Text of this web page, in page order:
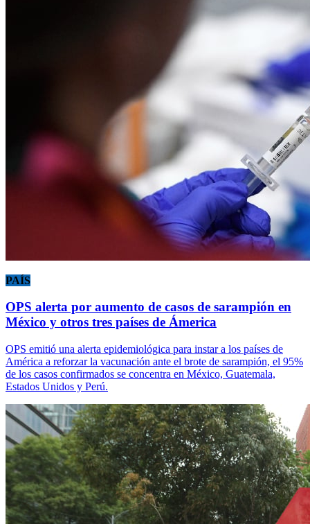
PAÍS
OPS alerta por aumento de casos de sarampión en
México y otros tres países de Ámerica
OPS emitió una alerta epidemiológica para instar a los países de
América a reforzar la vacunación ante el brote de sarampión, el 95%
de los casos confirmados se concentra en México, Guatemala,
Estados Unidos y Perú.